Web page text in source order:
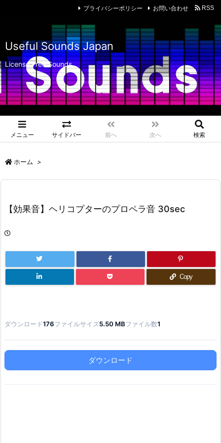
Useful Sounds Japan
License Free Sounds
メニュー サイドバー 前へ 次へ 検索
プライバシーポリシー お問い合わせ RSS
ホーム >
【効果音】ヘリコプターのプロペラ音 30sec
Copy
ダウンロード176ファイルサイズ5.50 MBファイル数1
ダウンロード